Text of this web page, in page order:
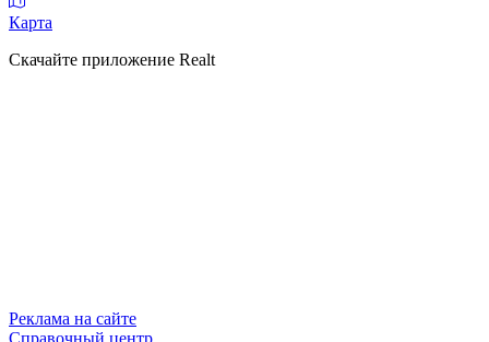
Карта
Скачайте приложение Realt
Реклама на сайте
Справочный центр